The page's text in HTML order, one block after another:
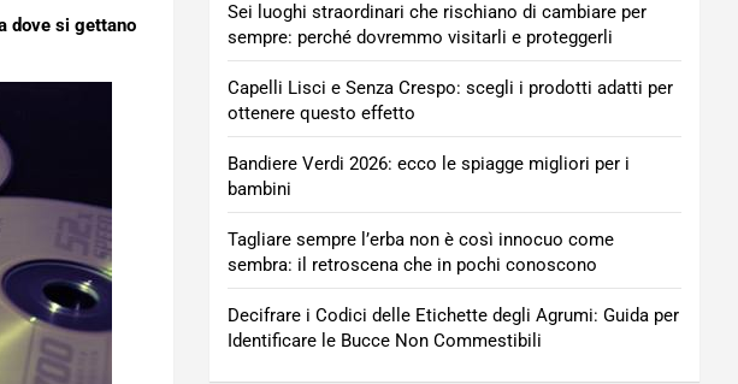
dove si gettano
Sei luoghi straordinari che rischiano di cambiare per
sempre: perché dovremmo visitarli e proteggerli
Capelli Lisci e Senza Crespo: scegli i prodotti adatti per
ottenere questo effetto
Bandiere Verdi 2026: ecco le spiagge migliori per i
bambini
Tagliare sempre l’erba non è così innocuo come
sembra: il retroscena che in pochi conoscono
Decifrare i Codici delle Etichette degli Agrumi: Guida per
Identificare le Bucce Non Commestibili